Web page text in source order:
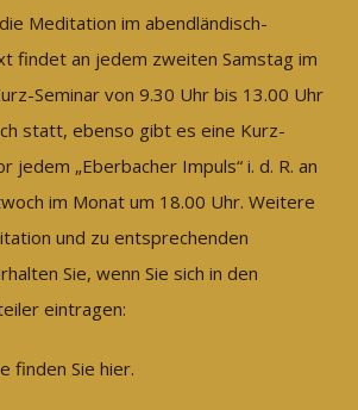
Meditation im abendländisch-
findet an jedem zweiten Samstag im
Seminar von 9.30 Uhr bis 13.00 Uhr
statt, ebenso gibt es eine Kurz-
jedem „Eberbacher Impuls“ i. d. R. an
im Monat um 18.00 Uhr. Weitere
und zu entsprechenden
Sie, wenn Sie sich in den
eintragen:
finden Sie hier.